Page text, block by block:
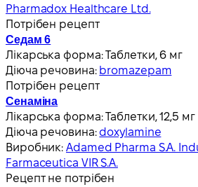
Pharmadox Healthcare Ltd.
Потрібен рецепт
Седам 6
Лікарська форма:Таблетки, 6 мг
Діюча речовина: bromazepam
Потрібен рецепт
Сенаміна
Лікарська форма:Таблетки, 12,5 мг
Діюча речовина: doxylamine
Виробник:Adamed Pharma S.A.
Farmaceutica VIR S.A.
Рецепт не потрібен